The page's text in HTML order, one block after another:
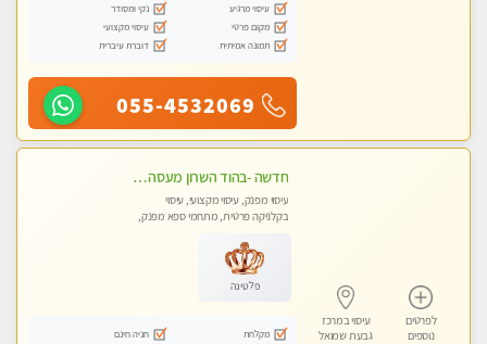
עיסוי מרגיע
נקי ומסודר
מקום פרטי
עיסוי מקצועי
תמונה אמיתית
דוברת עיברית
055-4532069
לפרטים
נוספים
עיסוי במרכז
גבעת שמואל
חדשה -בהוד השרון מעסה איכותית מפנקת ומקצועית לעיסוי חלומי .....
עיסוי מפנק, עיסוי מקצועי, עיסוי
בקלניקה פרטית, מתחמי ספא מפנק,
פלטינה
מקלחת
חניה חינם